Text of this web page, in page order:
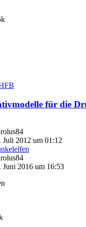
für die
Juli 2012 um 01:12
Juni 2016 um 16:53